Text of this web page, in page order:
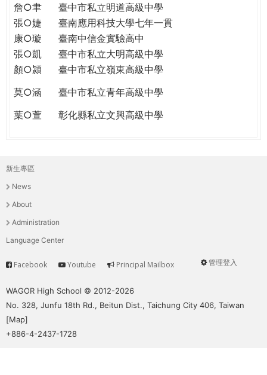
詹○聿
臺中市私立明道高級中學
張○婕
臺南應用科技大學七年一貫
康○璇
臺南中信金實驗高中
張○凱
臺中市私立大明高級中學
顏○潁
臺中市私立嶺東高級中學
莫○涵
臺中市私立青年高級中學
葉○萱
彰化縣私立文興高級中學
主
選
單
新生專區
News
About
Administration
Language Center
User
管理登入
Service
Facebook Youtube Principal Mailbox
WAGOR High School © 2012-2026
No. 328, Junfu 18th Rd., Beitun Dist., Taichung City 406, Taiwan
[Map]
+886-4-2437-1728